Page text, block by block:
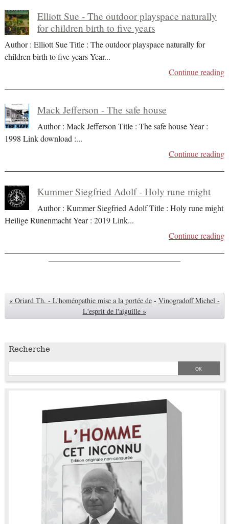
Elliott Sue - The outdoor playspace naturally
for children birth to five years
Author : Elliott Sue Title : The outdoor playspace naturally for
children birth to five years Year...
Continue reading
Mack Jefferson - The safe house
Author : Mack Jefferson Title : The safe house Year :
1998 Link download :...
Continue reading
Kummer Siegfried Adolf - Holy rune might
Author : Kummer Siegfried Adolf Title : Holy rune might
Heilige Runenmacht Year : 2019 Link...
Continue reading
« Oriard Th. - L'homéopathie mise a la portée de - Vinogradoff Michel -
L'esprit de l'aiguille »
Recherche